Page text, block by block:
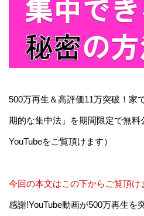
500万再生＆高評価11万突破！家
期的な集中法」を期間限定で無料
YouTubeをご覧頂けます）
今回の本文はこの下からご覧頂け
感謝!YouTube動画が500万再生を